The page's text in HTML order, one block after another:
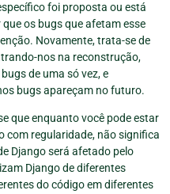
foi proposta ou está
os bugs que afetam esse
Novamente, trata-se de
nos na reconstrução,
de uma só vez, e
bugs apareçam no futuro.
que enquanto você pode estar
com regularidade, não significa
Django será afetado pelo
Django de diferentes
do código em diferentes